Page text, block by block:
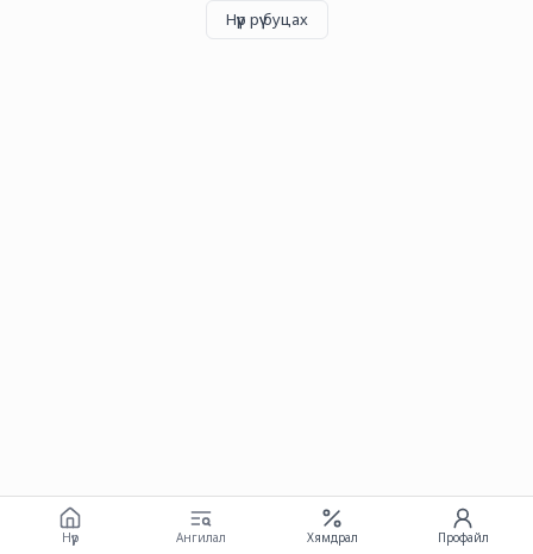
Нүүр рүү буцах
Нүүр Ангилал Хямдрал Профайл